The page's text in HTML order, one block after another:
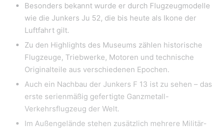
Besonders bekannt wurde er durch Flugzeugmodelle
wie die Junkers Ju 52, die bis heute als Ikone der
Luftfahrt gilt.
Zu den Highlights des Museums zählen historische
Flugzeuge, Triebwerke, Motoren und technische
Originalteile aus verschiedenen Epochen.
Auch ein Nachbau der Junkers F 13 ist zu sehen – das
erste serienmäßig gefertigte Ganzmetall-
Verkehrsflugzeug der Welt.
Im Außengelände stehen zusätzlich mehrere Militär-